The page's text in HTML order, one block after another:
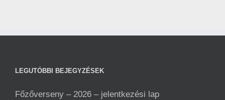
LEGUTÓBBI BEJEGYZÉSEK
Főzőverseny – 2026 – jelentkezési lap